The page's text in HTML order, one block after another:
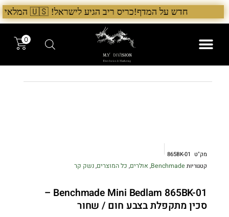
דילוג
לתוכן
חדש על המדף!כריס ריב הגיע לישראל! 🇺🇸 המלאי הראשון בארץ – עכשיו אצל היבואן הבלעדי לרגל ההשקה, 5% הנחה על כל מוצרי Chris Reeve לזמן מוגבל. בנוסף, הגיע גם מלאי חדש של Benchmade ו־Microtech. לרכישה עכשיו›. >
0
מק"ט 865BK-01
קטגוריות Benchmade
, אולרים, כל המוצרים,נשק קר
Benchmade Mini Bedlam 865BK-01 –
סכין מתקפלת בצבע חום / שחור